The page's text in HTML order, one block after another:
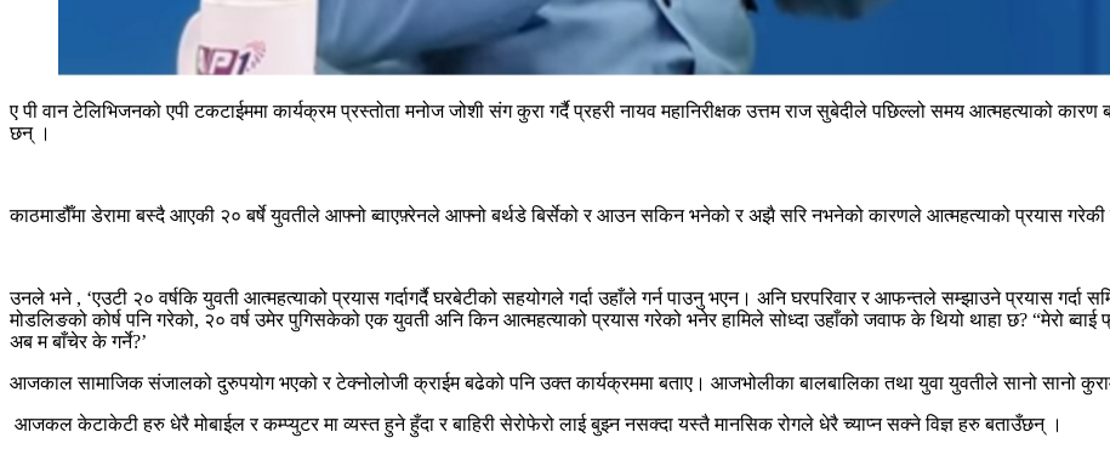
ए पी वान टेलिभिजनको एपी टकटाईममा कार्यक्रम प्रस्तोता मनोज जोशी संग कुरा गर्दै प्रहरी नायव महानिरीक्षक उत्तम राज सुबेदीले पछिल्लो समय आत्महत्याको
छन् ।
काठमाडौँमा डेरामा बस्दै आएकी २० बर्षे युवतीले आफ्नो ब्वाएफ़्रेनले आफ्नो बर्थडे बिर्सेको र आउन सकिन भनेको र अझै सरि नभनेको कारणले आत्महत्याको प्रयास गरेकी
उनले भने , ‘एउटी २० वर्षकि युवती आत्महत्याको प्रयास गर्दागर्दै घरबेटीको सहयोगले गर्दा उहाँले गर्न पाउनु भएन। अनि घरपरिवार र आफन्तले सम्झाउने प्रयास
मोडलिङको कोर्ष पनि गरेको, २० वर्ष उमेर पुगिसकेको एक युवती अनि किन आत्महत्याको प्रयास गरेको भनेर हामिले सोध्दा उहाँको जवाफ के थियो थाहा छ? “मेरो
अब म बाँचेर के गर्ने?’
आजकाल सामाजिक संजालको दुरुपयोग भएको र टेक्नोलोजी क्राईम बढेको पनि उक्त कार्यक्रममा बताए। आजभोलीका बालबालिका तथा युवा युवतीले सानो सानो
आजकल केटाकेटी हरु धेरै मोबाईल र कम्प्युटर मा व्यस्त हुने हुँदा र बाहिरी सेरोफेरो लाई बुझ्न नसक्दा यस्तै मानसिक रोगले धेरै च्याप्न सक्ने विज्ञ हरु बताउँछन् ।